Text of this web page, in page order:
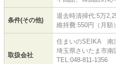
条件(その他)
退去時清掃代:5万
維持費:550円（月額）
取扱会社
住まいのSEIKA 南
埼玉県さいたま市南
TEL:048-811-1356